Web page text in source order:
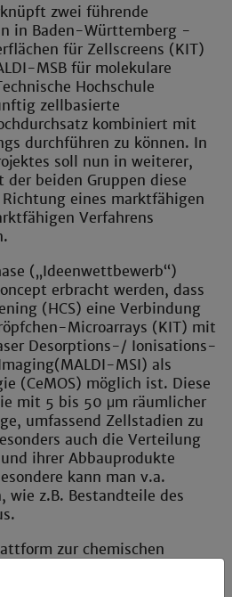
zwei führende
in Baden-Württemberg -
für Zellscreens (KIT)
MSB für molekulare
Hochschule
zellbasierte
kombiniert mit
durchführen zu können. In
soll nun in weiterer,
der beiden Gruppen diese
eines marktfähigen
Verfahrens
(„Ideenwettbewerb“)
erbracht werden, dass
(HCS) eine Verbindung
Microarrays (KIT) mit
Desorptions-/ Ionisations-
MSI) als
(CeMOS) möglich ist. Diese
mit 5 bis 50 μm räumlicher
umfassend Zellstadien zu
auch die Verteilung
ihrer Abbauprodukte
kann man v.a.
wie z.B. Bestandteile des
zur chemischen
und biologischen